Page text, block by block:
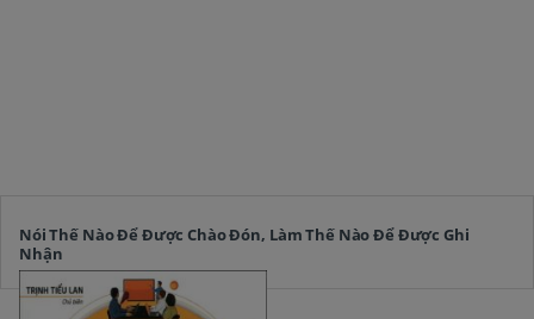
Nói Thế Nào Để Được Chào Đón, Làm Thế Nào Để Được Ghi
Nhận